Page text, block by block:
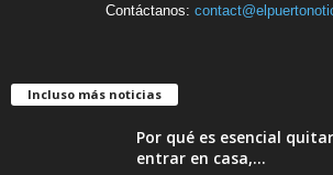
Contáctanos:
Incluso más noticias
Por qué es esencial
entrar en casa,...